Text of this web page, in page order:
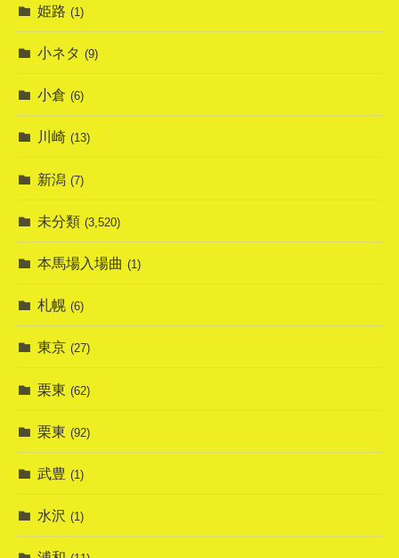
姫路 (1)
小ネタ (9)
小倉 (6)
川崎 (13)
新潟 (7)
未分類 (3,520)
本馬場入場曲 (1)
札幌 (6)
東京 (27)
栗東 (62)
栗東 (92)
武豊 (1)
水沢 (1)